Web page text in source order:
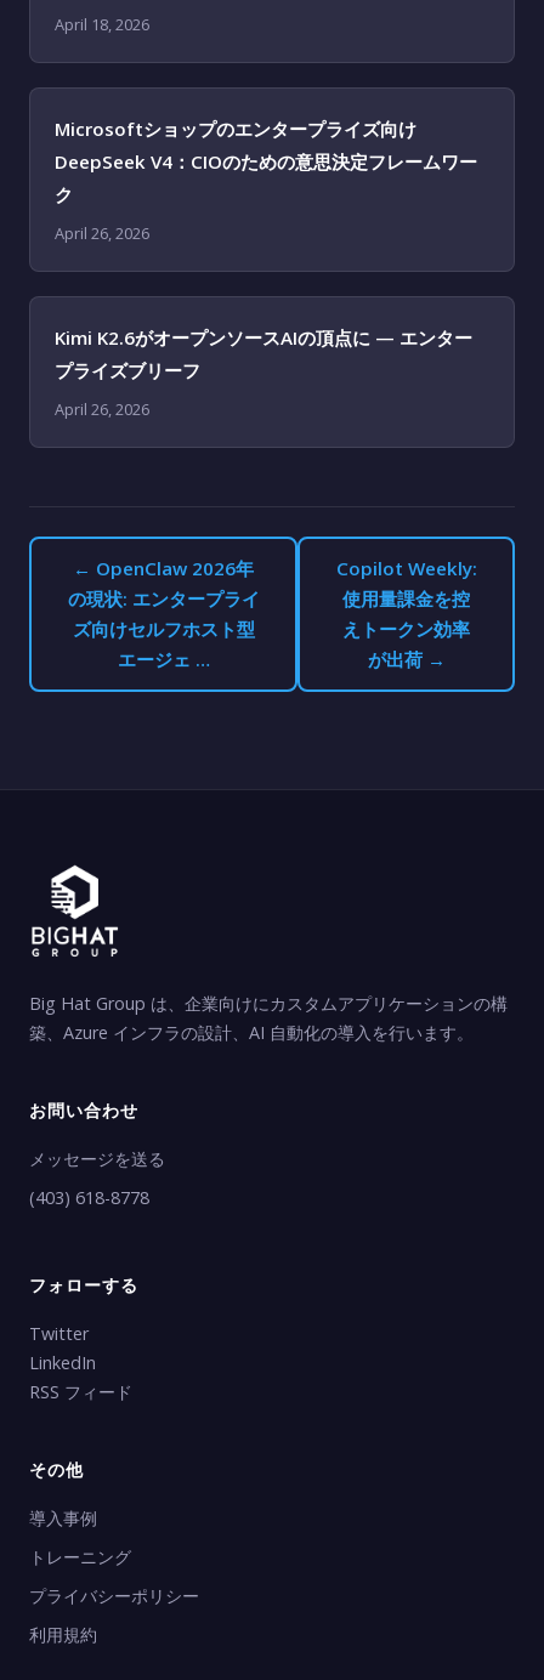
April 18, 2026
Microsoftショップのエンタープライズ向け
DeepSeek V4：CIOのための意思決定フレームワー
ク
April 26, 2026
Kimi K2.6がオープンソースAIの頂点に — エンター
プライズブリーフ
April 26, 2026
← OpenClaw 2026年
の現状: エンタープライ
ズ向けセルフホスト型
エージェ …
Copilot Weekly:
使用量課金を控
えトークン効率
が出荷 →
Big Hat Group は、企業向けにカスタムアプリケーションの構
築、Azure インフラの設計、AI 自動化の導入を行います。
お問い合わせ
メッセージを送る
(403) 618-8778
フォローする
Twitter
LinkedIn
RSS フィード
その他
導入事例
トレーニング
プライバシーポリシー
利用規約